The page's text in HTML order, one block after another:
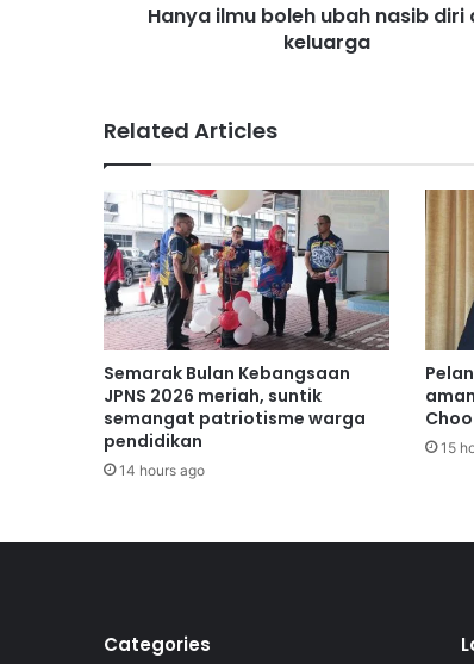
u
b
a
h
n
a
s
i
b
d
r
i
d
k
a
Hanya ilmu boleh ubah nasib diri
keluarga
Related Articles
Semarak Bulan Kebangsaan
JPNS 2026 meriah, suntik
semangat patriotisme warga
pendidikan
14 hours ago
15
Categories